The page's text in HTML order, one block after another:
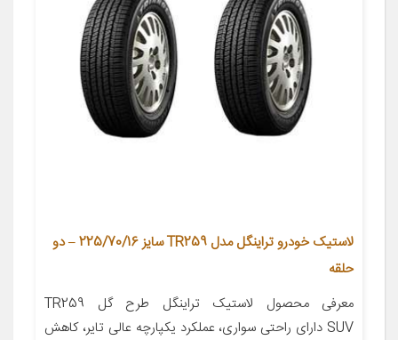
لاستیک خودرو تراینگل مدل TR259 سایز 225/70/16 – دو
حلقه
معرفی محصول لاستیک تراینگل طرح گل TR259
SUV دارای راحتی سواری، عملکرد یکپارچه عالی تایر، کاهش